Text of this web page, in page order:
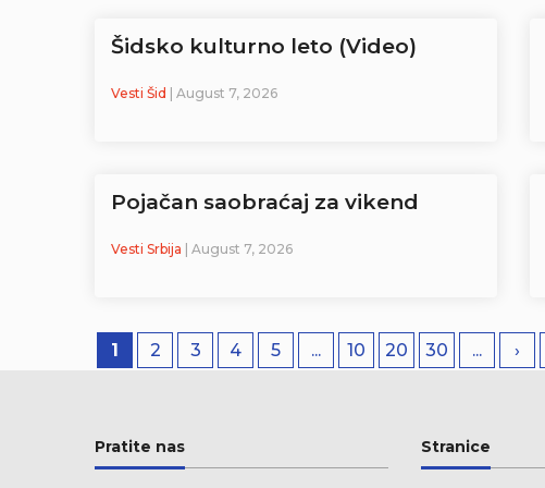
Šidsko kulturno leto (Video)
Vesti Šid | August 7, 2026
Pojačan saobraćaj za vikend
Vesti Srbija | August 7, 2026
1 2 3 4 5 ... 10 20 30 ... ›
Pratite nas Stranice